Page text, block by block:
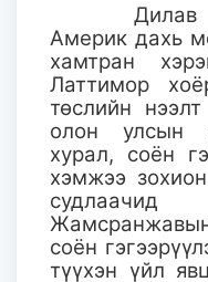
Америк дахь
хамтран
Латтимор
төслийн
олон улсын
хурал, соён
хэмжээ
соён
түүхэн үйл